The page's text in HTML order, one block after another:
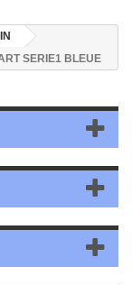
SERIE1 BLEUE